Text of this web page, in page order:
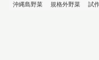
沖縄島野菜
規格外野菜 試